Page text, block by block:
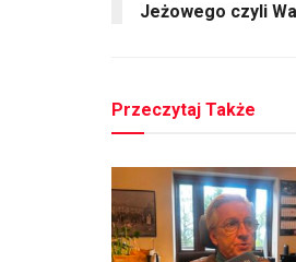
Jeżowego czyli
Przeczytaj Także